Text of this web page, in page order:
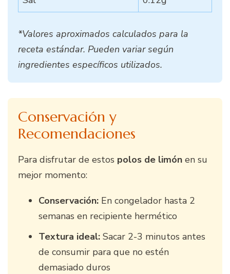
*Valores aproximados calculados para la
receta estándar. Pueden variar según
ingredientes específicos utilizados.
Conservación y
Recomendaciones
Para disfrutar de estos polos de limón en su
mejor momento:
Conservación: En congelador hasta 2
semanas en recipiente hermético
Textura ideal: Sacar 2-3 minutos antes
de consumir para que no estén
demasiado duros